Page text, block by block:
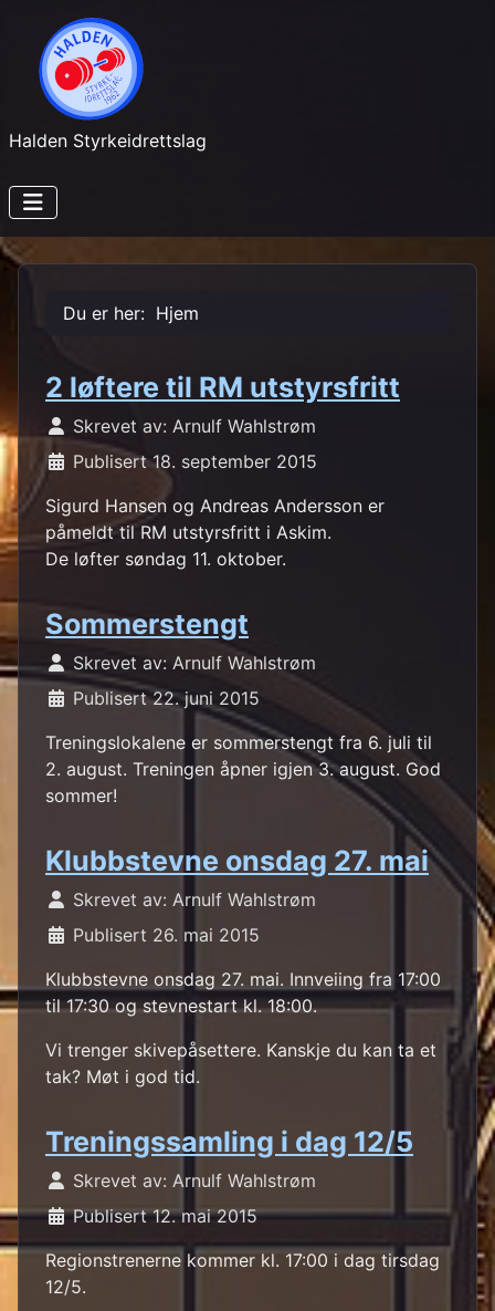
Halden Styrkeidrettslag
Du er her: Hjem
2 løftere til RM utstyrsfritt
Skrevet av: Arnulf Wahlstrøm
Publisert 18. september 2015
Sigurd Hansen og Andreas Andersson er
påmeldt til RM utstyrsfritt i Askim.
De løfter søndag 11. oktober.
Sommerstengt
Skrevet av: Arnulf Wahlstrøm
Publisert 22. juni 2015
Treningslokalene er sommerstengt fra 6. juli til
2. august. Treningen åpner igjen 3. august. God
sommer!
Klubbstevne onsdag 27. mai
Skrevet av: Arnulf Wahlstrøm
Publisert 26. mai 2015
Klubbstevne onsdag 27. mai. Innveiing fra 17:00
til 17:30 og stevnestart kl. 18:00.
Vi trenger skivepåsettere. Kanskje du kan ta et
tak? Møt i god tid.
Treningssamling i dag 12/5
Skrevet av: Arnulf Wahlstrøm
Publisert 12. mai 2015
Regionstrenerne kommer kl. 17:00 i dag tirsdag
12/5.